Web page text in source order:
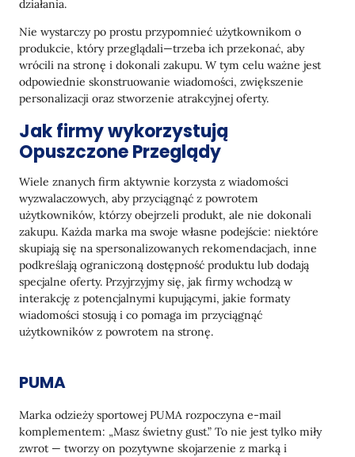
działania.
Nie wystarczy po prostu przypomnieć użytkownikom o
produkcie, który przeglądali—trzeba ich przekonać, aby
wrócili na stronę i dokonali zakupu. W tym celu ważne jest
odpowiednie skonstruowanie wiadomości, zwiększenie
personalizacji oraz stworzenie atrakcyjnej oferty.
Jak firmy wykorzystują
Opuszczone Przeglądy
Wiele znanych firm aktywnie korzysta z wiadomości
wyzwalaczowych, aby przyciągnąć z powrotem
użytkowników, którzy obejrzeli produkt, ale nie dokonali
zakupu. Każda marka ma swoje własne podejście: niektóre
skupiają się na spersonalizowanych rekomendacjach, inne
podkreślają ograniczoną dostępność produktu lub dodają
specjalne oferty. Przyjrzyjmy się, jak firmy wchodzą w
interakcję z potencjalnymi kupującymi, jakie formaty
wiadomości stosują i co pomaga im przyciągnąć
użytkowników z powrotem na stronę.
PUMA
Marka odzieży sportowej PUMA rozpoczyna e-mail
komplementem: „Masz świetny gust.” To nie jest tylko miły
zwrot — tworzy on pozytywne skojarzenie z marką i